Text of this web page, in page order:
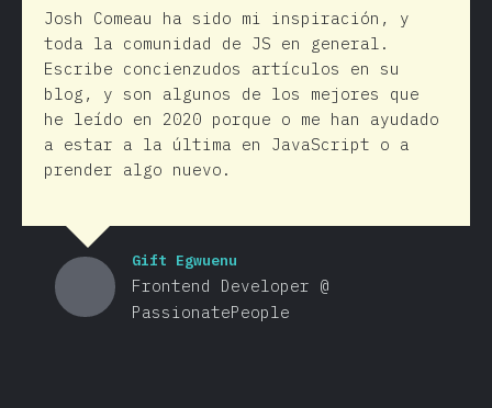
Josh Comeau ha sido mi inspiración, y
toda la comunidad de JS en general.
Escribe concienzudos artículos en su
blog, y son algunos de los mejores que
he leído en 2020 porque o me han ayudado
a estar a la última en JavaScript o a
prender algo nuevo.
Gift Egwuenu
Frontend Developer @
PassionatePeople